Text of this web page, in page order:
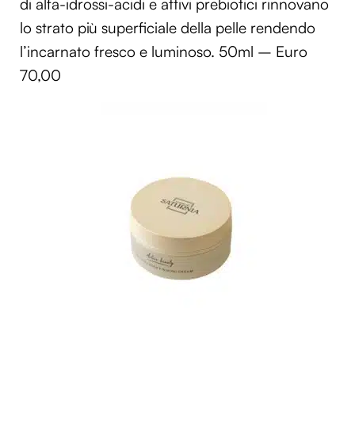
lo strato più superficiale della pelle rendendo
l’incarnato fresco e luminoso. 50ml – Euro
70,00